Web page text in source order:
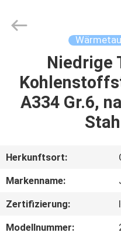
PRODUKTE
US
AUSFLUG
Tube
Niedrige
A334 Gr.6,
Herkunftsort:
Markenname:
Zertifizierung:
Modellnummer: